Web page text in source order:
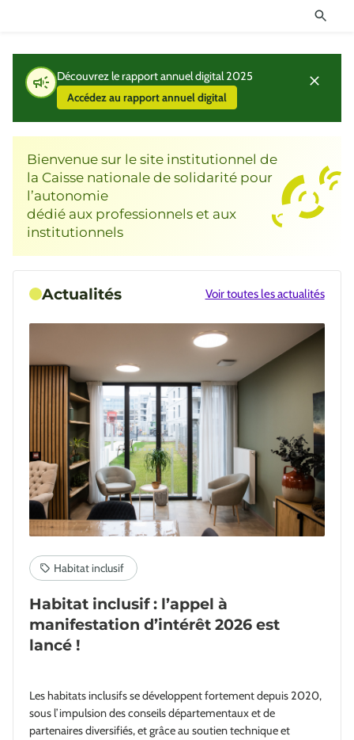
Découvrez le rapport annuel digital 2025
Accédez au rapport annuel digital
Bienvenue sur le site institutionnel de
la Caisse nationale de solidarité pour
l’autonomie
dédié aux professionnels et aux
institutionnels
Actualités Voir toutes les actualités
Habitat inclusif : l’appel à
manifestation d’intérêt 2026 est
lancé !
Les habitats inclusifs se développent fortement depuis 2020,
sous l’impulsion des conseils départementaux et de
partenaires diversifiés, et grâce au soutien technique et